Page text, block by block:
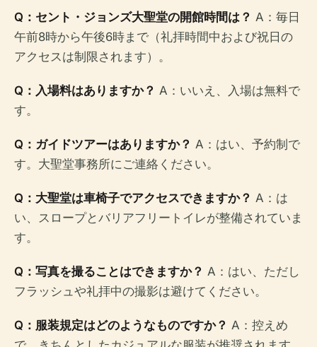
Q：セント・ジョンズ大聖堂の開館時間は？ A：毎日
午前8時から午後6時まで（礼拝時間中および祝日の
アクセスは制限されます）。
Q：入場料はありますか？ A：いいえ、入場は無料で
す。
Q：ガイドツアーはありますか？ A：はい、予約制で
す。大聖堂事務所にご連絡ください。
Q：大聖堂は車椅子でアクセスできますか？ A：は
い、スロープとバリアフリートイレが整備されていま
す。
Q：写真を撮ることはできますか？ A：はい、ただし
フラッシュや礼拝中の撮影は避けてください。
Q：服装規定はどのようなものですか？ A：控えめ